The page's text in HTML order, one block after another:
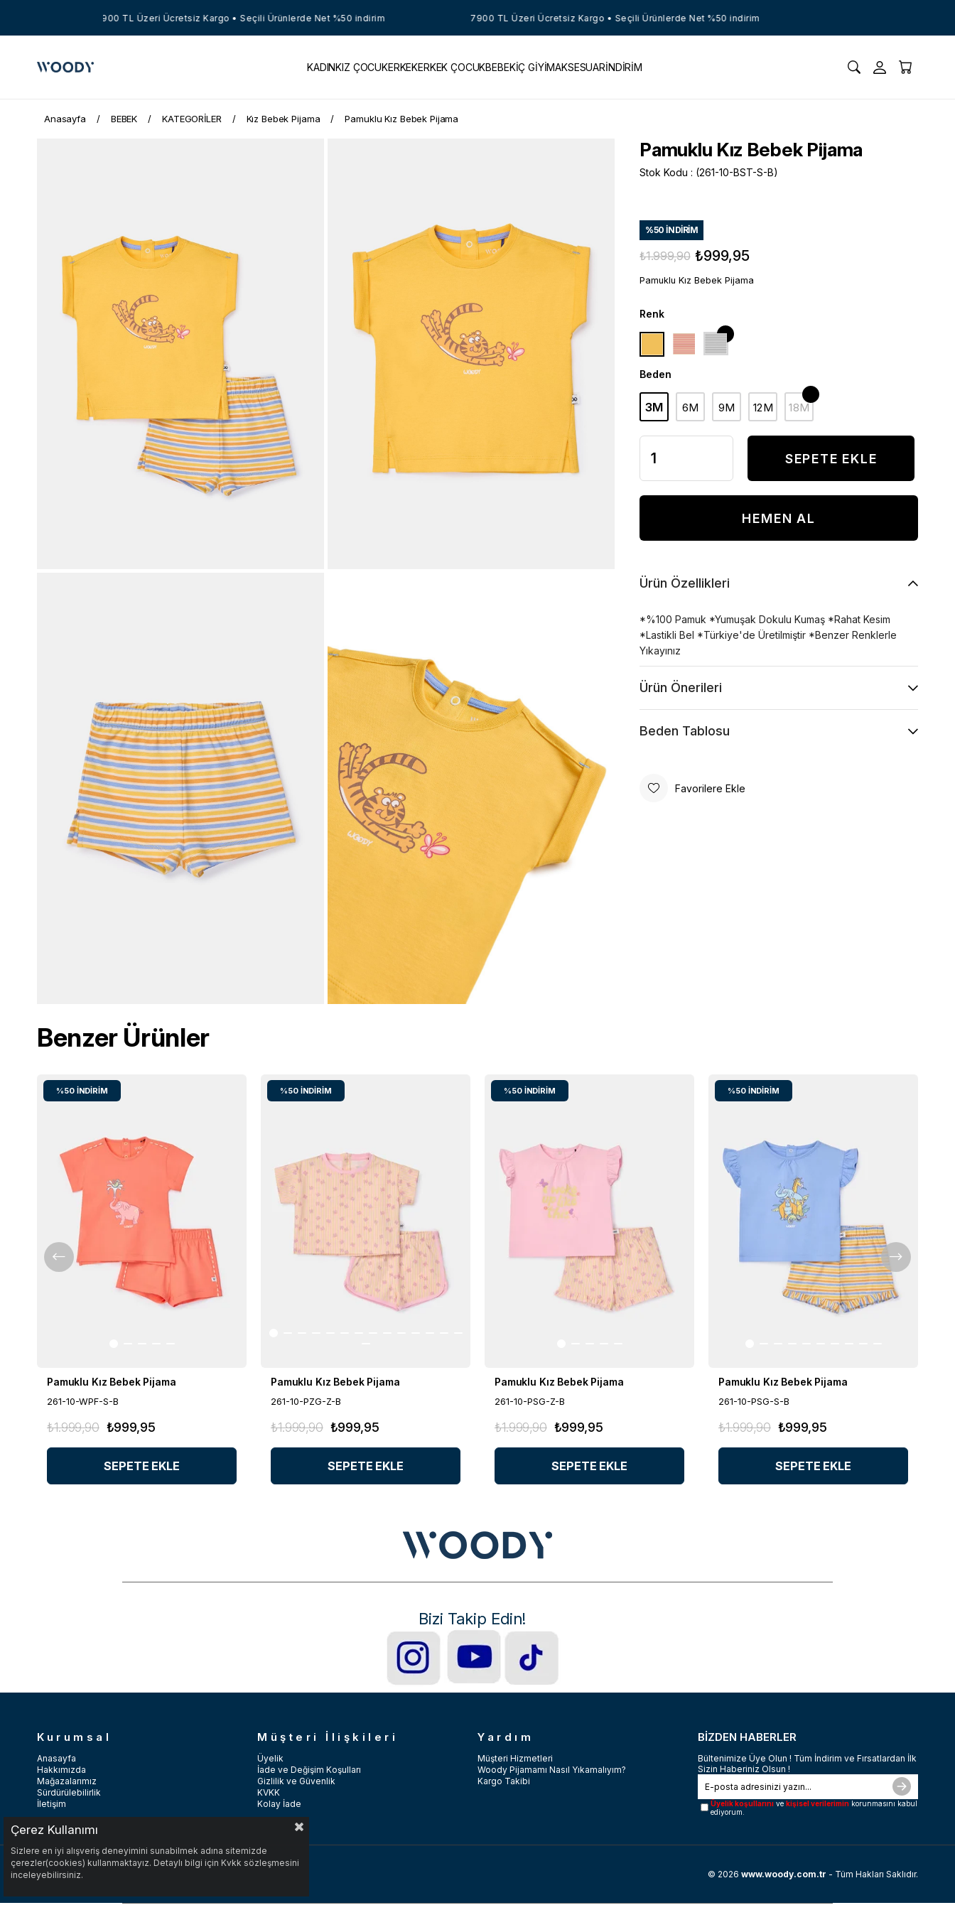
7900 TL Üzeri Ücretsiz Kargo • Seçili Ürünlerde Net %50 indirim 7900 TL Üzeri Ücretsiz Kargo • Seçili Ürünlerde Net %50 indirim
KADINKIZ ÇOCUKERKEKERKEK ÇOCUKBEBEKİÇ GİYİMAKSESUARİNDİRİM
Anasayfa BEBEK KATEGORİLER Kız Bebek Pijama Pamuklu Kız Bebek Pijama
Pamuklu Kız Bebek Pijama
Stok Kodu (261-10-BST-S-B)
%50 İNDIRIM
₺1.999,90 ₺999,95
Pamuklu Kız Bebek Pijama
Renk
Beden
3M 6M 9M 12M 18M
Ürün Özellikleri
*%100 Pamuk *Yumuşak Dokulu Kumaş *Rahat Kesim
*Lastikli Bel *Türkiye'de Üretilmiştir *Benzer Renklerle
Yıkayınız
Ürün Önerileri
Beden Tablosu
Favorilere Ekle
Benzer Ürünler
Pamuklu Kız Bebek Pijama
261-10-WPF-S-B
₺999,95
₺1.999,90
SEPETE EKLE
%50 İNDIRIM
Pamuklu Kız Bebek Pijama
261-10-PZG-Z-B
₺999,95
₺1.999,90
SEPETE EKLE
%50 İNDIRIM
Pamuklu Kız Bebek Pijama
261-10-PSG-Z-B
₺999,95
₺1.999,90
SEPETE EKLE
%50 İNDIRIM
Pamuklu Kız Bebek Pijama
261-10-PSG-S-B
₺999,95
₺1.999,90
SEPETE EKLE
%50 İNDIRIM
Bizi Takip Edin!
Kurumsal
Anasayfa
Hakkımızda
Mağazalarımız
Sürdürülebilirlik
İletişim
Müşteri İlişkileri
Üyelik
İade ve Değişim Koşulları
Gizlilik ve Güvenlik
KVKK
Kolay İade
Yardım
Müşteri Hizmetleri
Woody Pijamamı Nasıl Yıkamalıyım?
Kargo Takibi
BİZDEN HABERLER
Bültenimize Üye Olun ! Tüm İndirim ve Fırsatlardan İlk
Sizin Haberiniz Olsun !
Üyelik koşullarını vekişisel verilerimin korunmasını kabul
ediyorum.
© 2026 www.woody.com.tr - Tüm Hakları Saklıdır.
Çerez Kullanımı
Sizlere en iyi alışveriş deneyimini sunabilmek adına sitemizde
çerezler(cookies) kullanmaktayız. Detaylı bilgi için Kvkk sözleşmesini
inceleyebilirsiniz.